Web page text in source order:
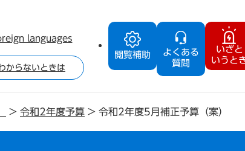
閲覧補助
よくある
質問
いざと
いうと
languages
からないときは
> 令和2年度予算 > 令和2年度5月補正予算（案）